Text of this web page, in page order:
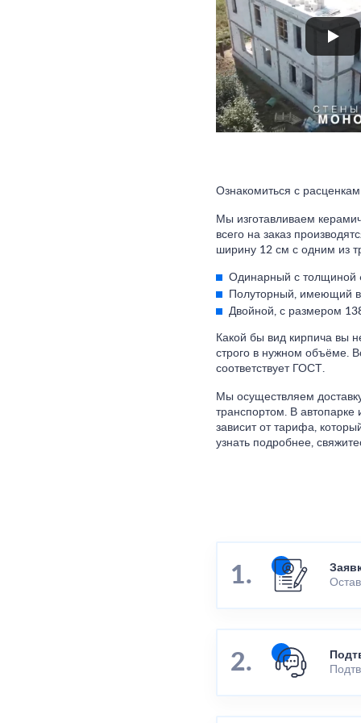
Ознакомиться с
Мы изготавливаем
всего на заказ
ширину 12 см с одним из
Одинарный с толщиной
Полуторный, имеющий
Двойной, с размером
Какой бы вид кирпича вы
строго в нужном объёме.
соответствует ГОСТ.
Мы осуществляем
транспортом. В автопарке
зависит от тарифа,
узнать подробнее,